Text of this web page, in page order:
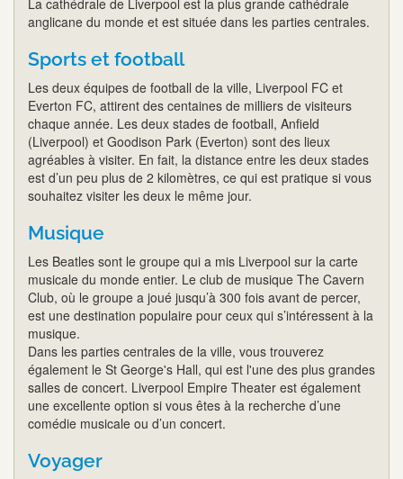
La cathédrale de Liverpool est la plus grande cathédrale
anglicane du monde et est située dans les parties centrales.
Sports et football
Les deux équipes de football de la ville, Liverpool FC et
Everton FC, attirent des centaines de milliers de visiteurs
chaque année. Les deux stades de football, Anfield
(Liverpool) et Goodison Park (Everton) sont des lieux
agréables à visiter. En fait, la distance entre les deux stades
est d’un peu plus de 2 kilomètres, ce qui est pratique si vous
souhaitez visiter les deux le même jour.
Musique
Les Beatles sont le groupe qui a mis Liverpool sur la carte
musicale du monde entier. Le club de musique The Cavern
Club, où le groupe a joué jusqu’à 300 fois avant de percer,
est une destination populaire pour ceux qui s’intéressent à la
musique.
Dans les parties centrales de la ville, vous trouverez
également le St George's Hall, qui est l'une des plus grandes
salles de concert. Liverpool Empire Theater est également
une excellente option si vous êtes à la recherche d’une
comédie musicale ou d’un concert.
Voyager